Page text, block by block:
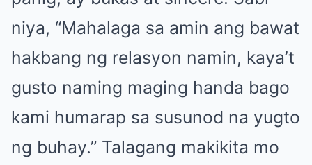
niya, “Mahalaga sa amin ang bawat
hakbang ng relasyon namin, kaya’t
gusto naming maging handa bago
kami humarap sa susunod na yugto
ng buhay.” Talagang makikita mo